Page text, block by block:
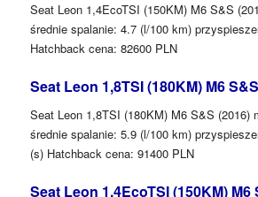
Seat Leon 1,4EcoTSI (150KM) M6 S&S
średnie spalanie: 4.7 (l/100 km)
Hatchback cena: 82600 PLN
Seat Leon 1,8TSI (180KM) M6
Seat Leon 1,8TSI (180KM) M6 S&S (2016)
średnie spalanie: 5.9 (l/100 km)
(s) Hatchback cena: 91400 PLN
Seat Leon 1,4EcoTSI (150KM) M6